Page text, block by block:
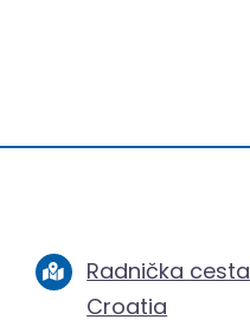
Radnička
Croatia